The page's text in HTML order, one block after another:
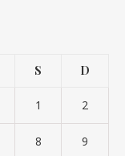
S D
1 2
8 9